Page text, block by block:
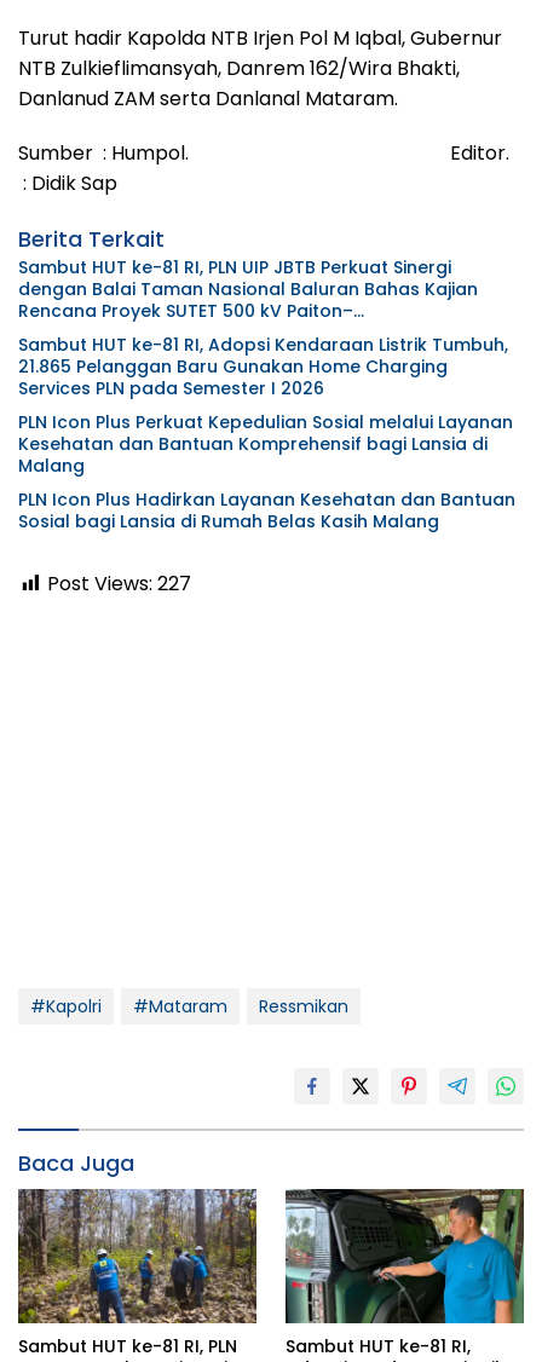
Turut hadir Kapolda NTB Irjen Pol M Iqbal, Gubernur
NTB Zulkieflimansyah, Danrem 162/Wira Bhakti,
Danlanud ZAM serta Danlanal Mataram.
Sumber : Humpol. Editor.
: Didik Sap
Berita Terkait
Sambut HUT ke-81 RI, PLN UIP JBTB Perkuat Sinergi
dengan Balai Taman Nasional Baluran Bahas Kajian
Rencana Proyek SUTET 500 kV Paiton–
Watudodol/Kalipuro
Sambut HUT ke-81 RI, Adopsi Kendaraan Listrik Tumbuh,
21.865 Pelanggan Baru Gunakan Home Charging
Services PLN pada Semester I 2026
PLN Icon Plus Perkuat Kepedulian Sosial melalui Layanan
Kesehatan dan Bantuan Komprehensif bagi Lansia di
Malang
PLN Icon Plus Hadirkan Layanan Kesehatan dan Bantuan
Sosial bagi Lansia di Rumah Belas Kasih Malang
Post Views: 227
#Kapolri #Mataram Ressmikan
Baca Juga
Sambut HUT ke-81 RI, PLN
Sambut HUT ke-81 RI,